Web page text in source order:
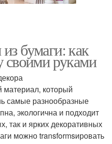
бумаги: как
своими руками
который
самые разнообразные
экологична и подходит
так и ярких декоративных
можно transformsировать